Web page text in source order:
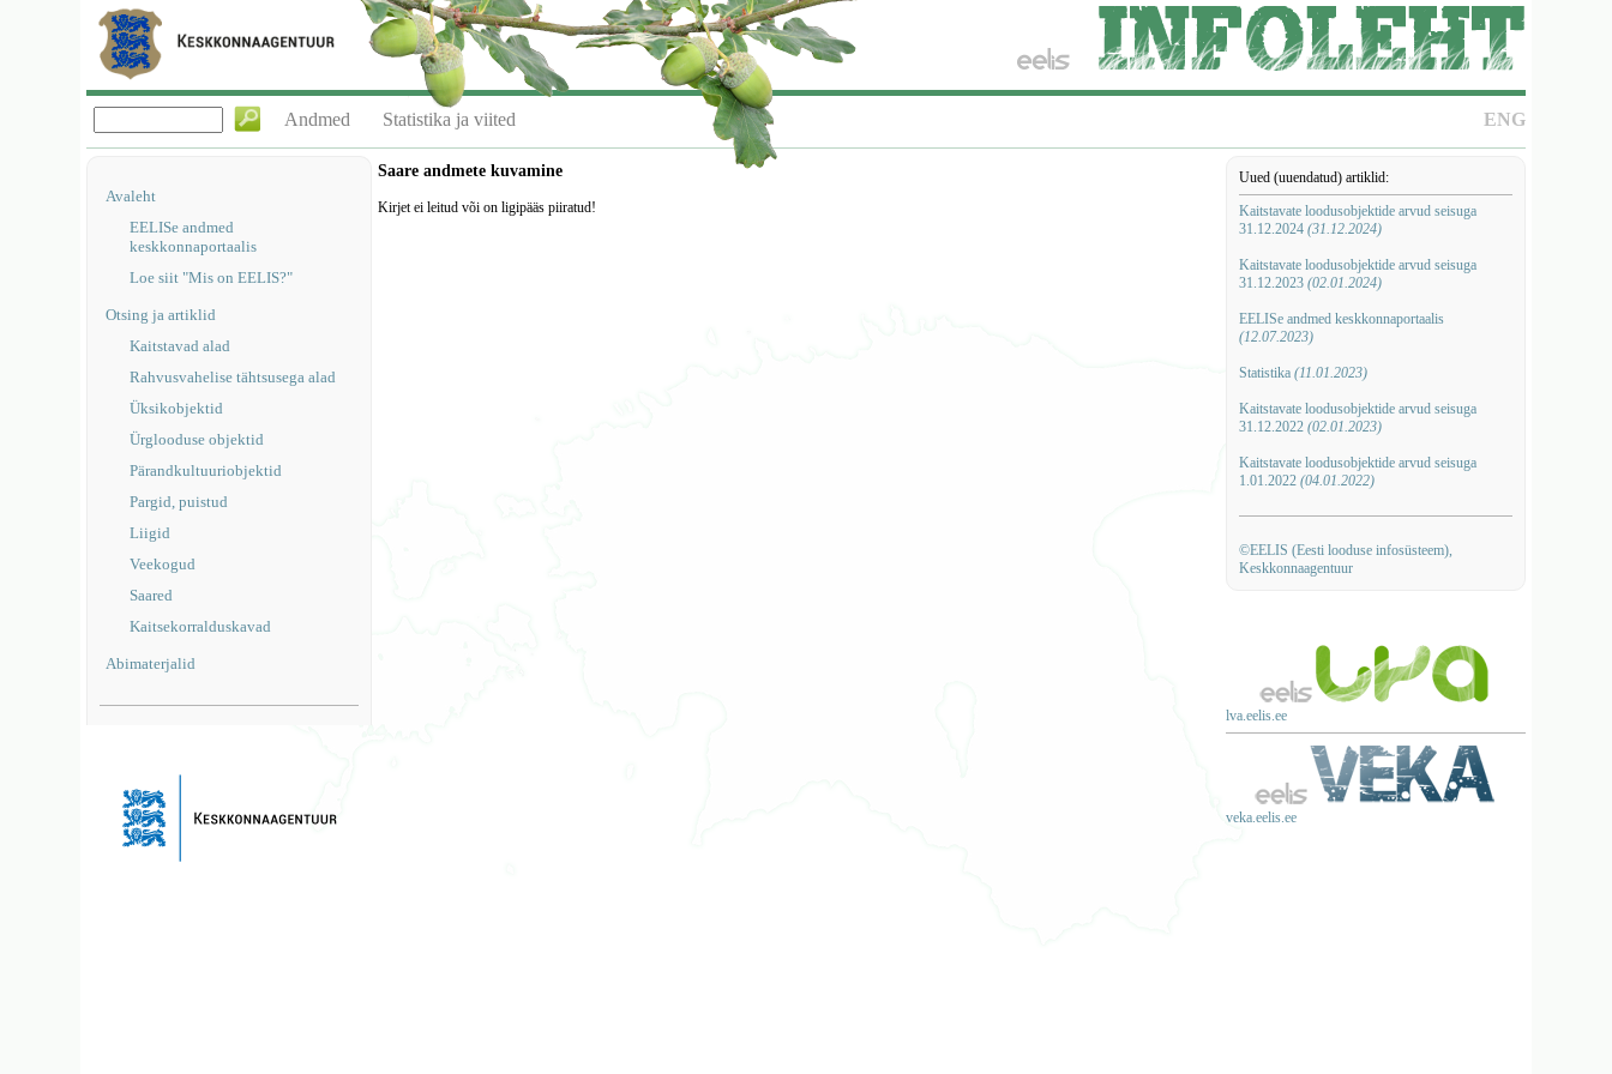
ENG
Andmed Statistika ja viited
Avaleht
EELISe andmed
keskkonnaportaalis
Loe siit "Mis on EELIS?"
Otsing ja artiklid
Kaitstavad alad
Rahvusvahelise tähtsusega alad
Üksikobjektid
Ürglooduse objektid
Pärandkultuuriobjektid
Pargid, puistud
Liigid
Veekogud
Saared
Kaitsekorralduskavad
Abimaterjalid
Uued (uuendatud) artiklid:
Kaitstavate loodusobjektide arvud seisuga
31.12.2024 (31.12.2024)
Kaitstavate loodusobjektide arvud seisuga
31.12.2023 (02.01.2024)
EELISe andmed keskkonnaportaalis
(12.07.2023)
Statistika (11.01.2023)
Kaitstavate loodusobjektide arvud seisuga
31.12.2022 (02.01.2023)
Kaitstavate loodusobjektide arvud seisuga
1.01.2022 (04.01.2022)
©EELIS (Eesti looduse infosüsteem),
Keskkonnaagentuur
lva.eelis.ee
veka.eelis.ee
Saare andmete kuvamine
Kirjet ei leitud või on ligipääs piiratud!